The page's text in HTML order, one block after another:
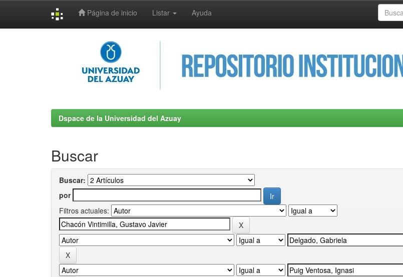
Página de inicio Listar Ayuda
Dspace de la Universidad del Azuay
Buscar
Buscar:
por
Filtros actuales: